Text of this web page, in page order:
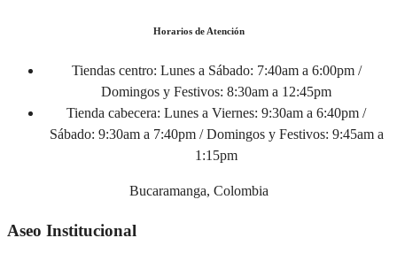
Horarios de Atención
Tiendas centro: Lunes a Sábado: 7:40am a 6:00pm /
Domingos y Festivos: 8:30am a 12:45pm
Tienda cabecera: Lunes a Viernes: 9:30am a 6:40pm /
Sábado: 9:30am a 7:40pm / Domingos y Festivos: 9:45am a
1:15pm
Bucaramanga, Colombia
Aseo Institucional